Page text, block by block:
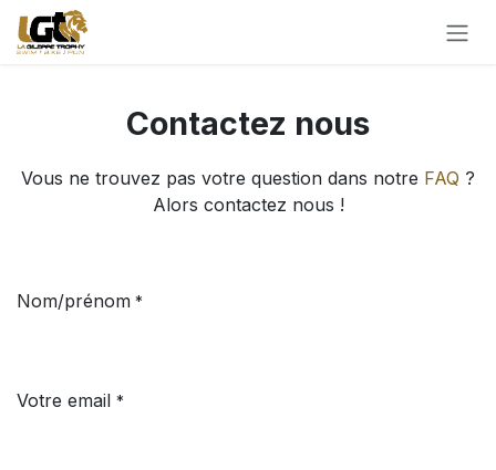
Overslaan naar inhoud
Contactez nous
Vous ne trouvez pas votre question dans notre FAQ ?
Alors contactez nous !
Nom/prénom *
Votre email *